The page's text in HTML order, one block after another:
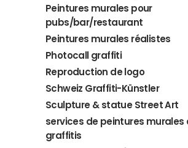
Peintures murales pour
pubs/bar/restaurant
Peintures murales réalistes
Photocall graffiti
Reproduction de logo
Schweiz Graffiti-Künstler
Sculpture & statue Street Art
services de peintures murales
graffitis